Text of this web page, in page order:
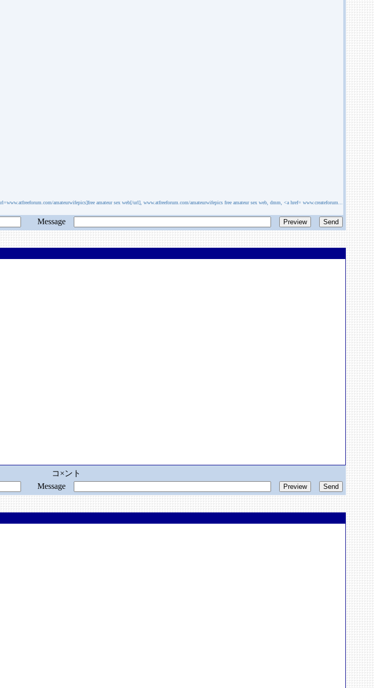
amateurwifepics]free amateur sex web[/url], www.atfreeforum.com/amateurwifepics free amateur sex web, dmm, <a href= www.createforum...
Message
コ×ント
Message